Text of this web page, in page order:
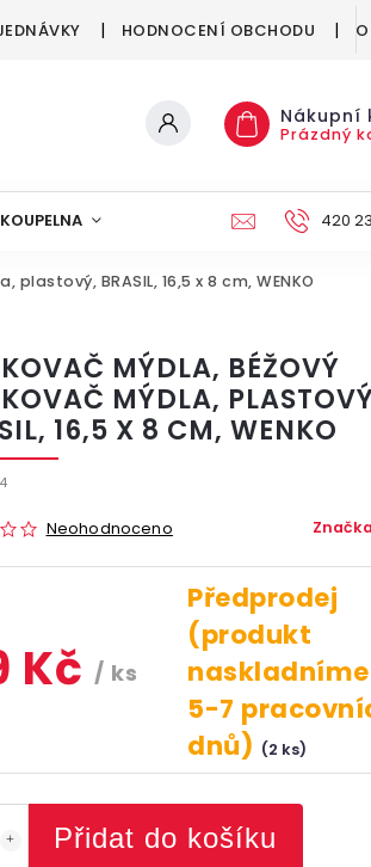
HODNOCENÍ OBCHODU
Nákupní
Prázdný
KOUPELNA 420
BRASIL, 16,5 x 8 cm, WENKO
MÝDLA, BÉŽOVÝ
MÝDLA,
16,5 X 8 CM, WENKO
Neohodnoceno
Kč / ks
Předprodej
(produkt
5-7
dnů) (2 ks)
Přidat do košíku